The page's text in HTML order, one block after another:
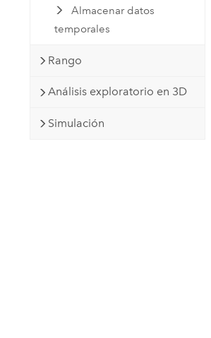
Almacenar datos
temporales
Rango
Análisis exploratorio en 3D
Simulación